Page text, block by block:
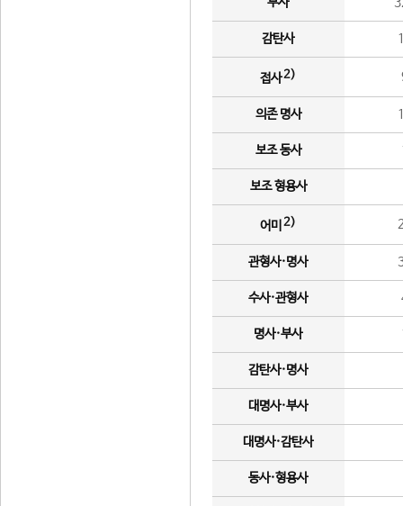
부사
감탄사
접사2)
의존 명사
보조 동사
보조 형용사
어미 2)
관형사·명사
수사·관형사
명사·부사
감탄사·명사
대명사·부사
대명사·감탄사
동사·형용사